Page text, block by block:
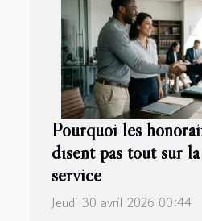
Pourquoi les
disent pas tout sur
service
Jeudi 30 avril 2026 00:44